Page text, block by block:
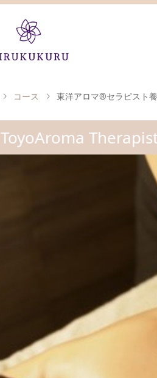
コース 東洋アロマ®セラピスト
ToyoAroma